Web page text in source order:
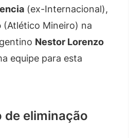
(ex-Internacional),
(Atlético Mineiro) na
Nestor Lorenzo
equipe para esta
de eliminação